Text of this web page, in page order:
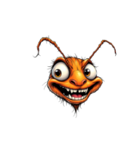
springen